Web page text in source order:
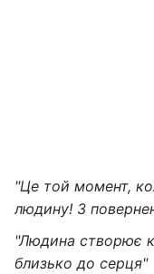
"Це той момент,
людину! З
"Людина створює
близько до серця"